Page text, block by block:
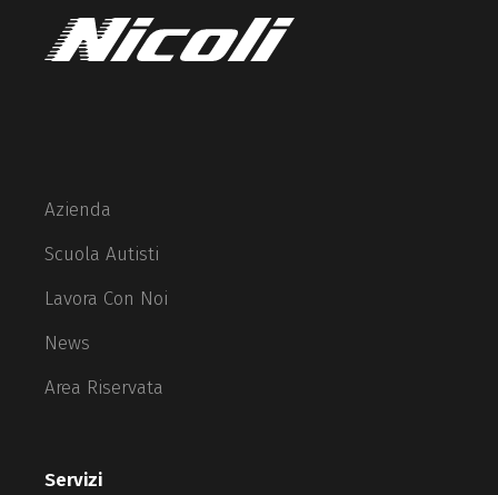
Azienda
Scuola Autisti
Lavora Con Noi
News
Area Riservata
Servizi